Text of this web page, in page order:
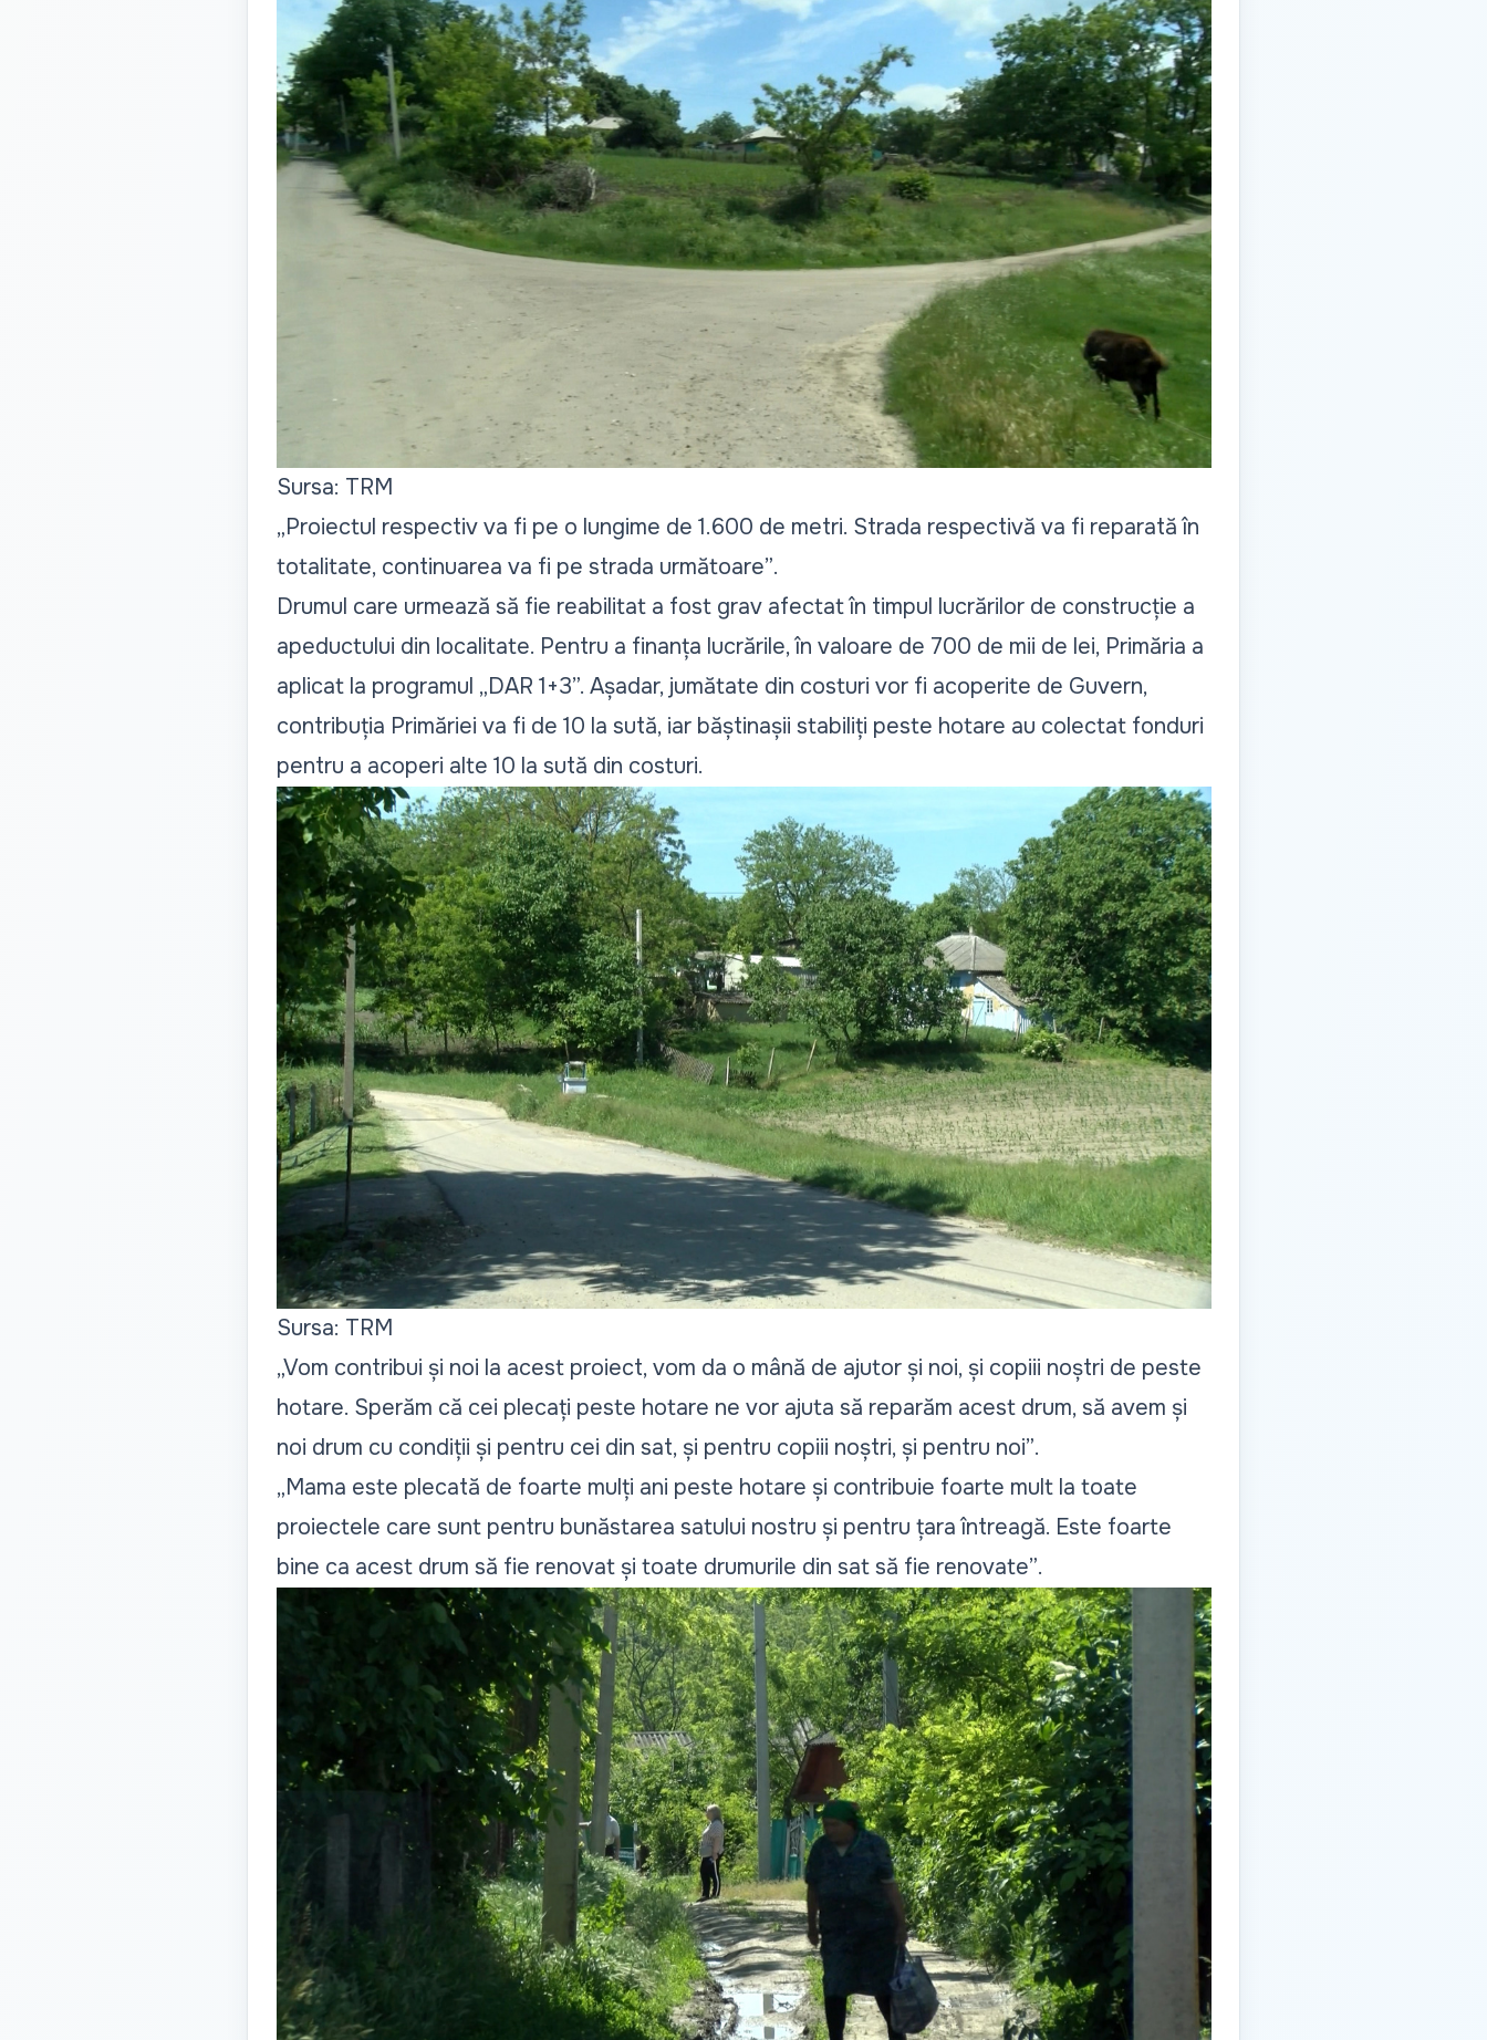
Sursa: TRM
„Proiectul respectiv va fi pe o lungime de 1.600 de metri. Strada respectivă va fi reparată în
totalitate, continuarea va fi pe strada următoare”.
Drumul care urmează să fie reabilitat a fost grav afectat în timpul lucrărilor de construcție a
apeductului din localitate. Pentru a finanța lucrările, în valoare de 700 de mii de lei, Primăria a
aplicat la programul „DAR 1+3”. Așadar, jumătate din costuri vor fi acoperite de Guvern,
contribuția Primăriei va fi de 10 la sută, iar băștinașii stabiliți peste hotare au colectat fonduri
pentru a acoperi alte 10 la sută din costuri.
Sursa: TRM
„Vom contribui și noi la acest proiect, vom da o mână de ajutor și noi, și copiii noștri de peste
hotare. Sperăm că cei plecați peste hotare ne vor ajuta să reparăm acest drum, să avem și
noi drum cu condiții și pentru cei din sat, și pentru copiii noștri, și pentru noi”.
„Mama este plecată de foarte mulți ani peste hotare și contribuie foarte mult la toate
proiectele care sunt pentru bunăstarea satului nostru și pentru țara întreagă. Este foarte
bine ca acest drum să fie renovat și toate drumurile din sat să fie renovate”.